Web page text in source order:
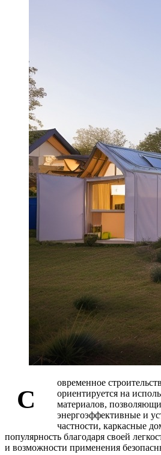
С
овременное
ориентируется на
материалов,
энергоэффективные и
частности, каркасные
популярность благодаря своей
и возможности применения